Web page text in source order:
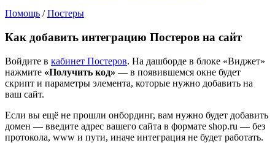
Помощь / Постеры
Как добавить интеграцию Постеров на сайт
Войдите в кабинет Постеров. На дашборде в блоке «Виджет»
нажмите «Получить код» — в появившемся окне будет
скрипт и параметры элемента, которые нужно добавить на
ваш сайт.
Если вы ещё не прошли онбординг, вам нужно будет добавить
домен — введите адрес вашего сайта в формате shop.ru — без
протокола, www и пути, иначе интеграция не будет работать.